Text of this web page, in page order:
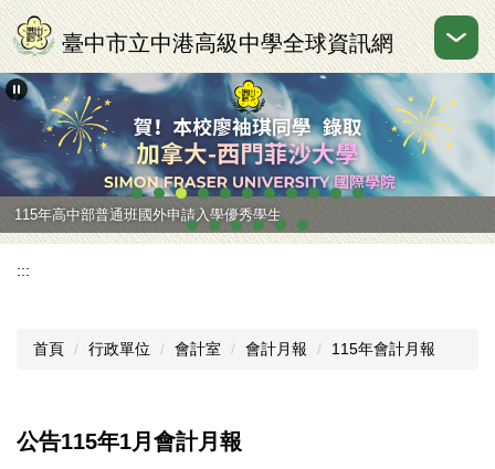
跳
到
主
要
區
臺中市立中港高級中學全球資訊網
115年高中部普通班國外申請入學優秀學生
:::
首頁 行政單位 會計室 會計月報 115年會計月報
公告115年1月會計月報